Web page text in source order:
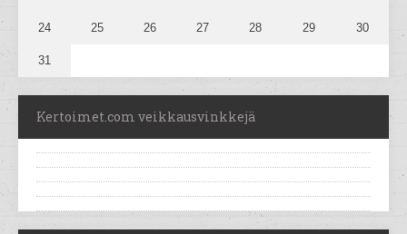
24 25 26 27 28 29 30
31
Kertoimet.com veikkausvinkkejä